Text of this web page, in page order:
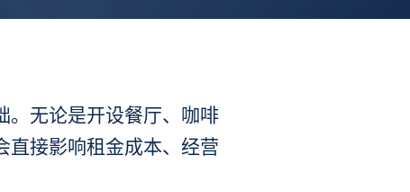
。无论是开设餐厅、咖啡
直接影响租金成本、经营